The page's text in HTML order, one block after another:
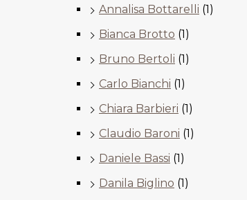
Annalisa Bottarelli (1)
Bianca Brotto (1)
Bruno Bertoli (1)
Carlo Bianchi (1)
Chiara Barbieri (1)
Claudio Baroni (1)
Daniele Bassi (1)
Danila Biglino (1)